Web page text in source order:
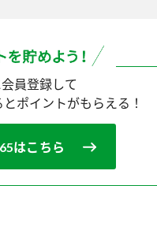
員登録して
ポイントがもらえる！
はこちら